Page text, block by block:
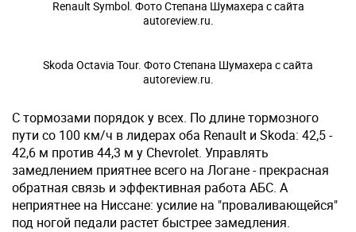
Renault Symbol. Фото Степана Шумахера с сайта
autoreview.ru.
Skoda Octavia Tour. Фото Степана Шумахера с сайта
autoreview.ru.
С тормозами порядок у всех. По длине тормозного
пути со 100 км/ч в лидерах оба Renault и Skoda: 42,5 -
42,6 м против 44,3 м у Chevrolet. Управлять
замедлением приятнее всего на Логане - прекрасная
обратная связь и эффективная работа АБС. А
неприятнее на Ниссане: усилие на "проваливающейся"
под ногой педали растет быстрее замедления.